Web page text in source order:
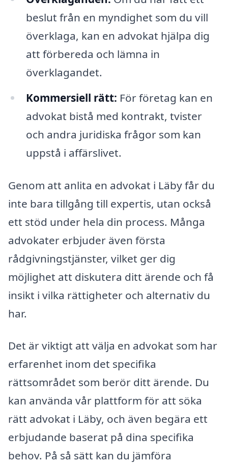
beslut från en myndighet som du vill
överklaga, kan en advokat hjälpa dig
att förbereda och lämna in
överklagandet.
Kommersiell rätt: För företag kan en
advokat bistå med kontrakt, tvister
och andra juridiska frågor som kan
uppstå i affärslivet.
Genom att anlita en advokat i Läby får du
inte bara tillgång till expertis, utan också
ett stöd under hela din process. Många
advokater erbjuder även första
rådgivningstjänster, vilket ger dig
möjlighet att diskutera ditt ärende och få
insikt i vilka rättigheter och alternativ du
har.
Det är viktigt att välja en advokat som har
erfarenhet inom det specifika
rättsområdet som berör ditt ärende. Du
kan använda vår plattform för att söka
rätt advokat i Läby, och även begära ett
erbjudande baserat på dina specifika
behov. På så sätt kan du jämföra